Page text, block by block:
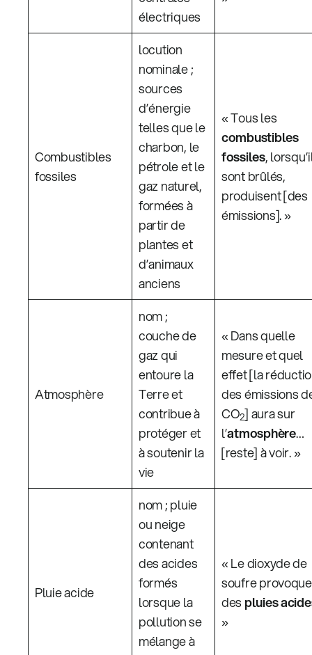
électriques
Combustibles
fossiles
locution
nominale ;
sources
d’énergie
telles que le
charbon, le
pétrole et le
gaz naturel,
formées à
partir de
plantes et
d’animaux
anciens
« Tous les
combustibles
fossiles,
sont brûlés,
produisent [des
émissions]. »
Atmosphère
nom ;
couche de
gaz qui
entoure la
Terre et
contribue à
protéger et
à soutenir la
vie
« Dans quelle
mesure et quel
effet [la
des émissions
CO2] aura sur
l’atmosphère…
[reste] à voir. »
Pluie acide
nom ; pluie
ou neige
contenant
des acides
formés
lorsque la
pollution se
mélange à
« Le dioxyde de
soufre provoque
des pluies
»